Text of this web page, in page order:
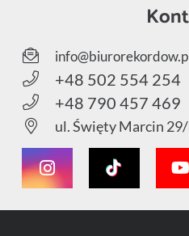
+48 502 554 254
+48 790 457 469
ul. Święty Marcin